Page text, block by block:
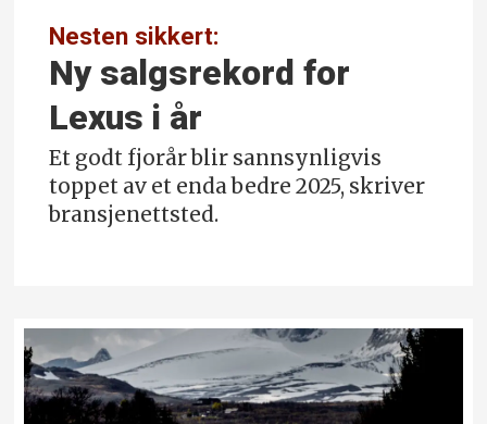
Nesten sikkert:
Ny salgs­rekord for
Lexus i år
Et godt fjorår blir sannsynligvis
toppet av et enda bedre 2025, skriver
bransjenettsted.